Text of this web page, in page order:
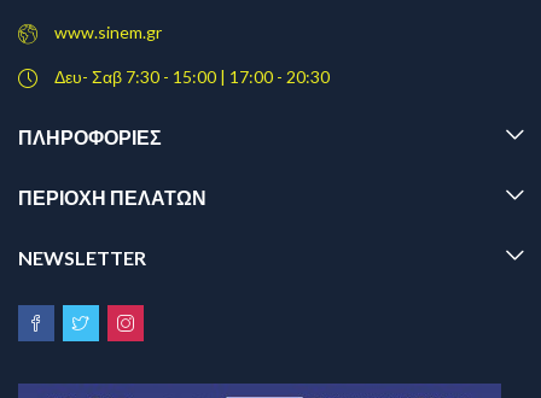
www.sinem.gr
Δευ- Σαβ 7:30 - 15:00 | 17:00 - 20:30
ΠΛΗΡΟΦΟΡΊΕΣ
ΠΕΡΙΟΧΗ ΠΕΛΑΤΩΝ
NEWSLETTER